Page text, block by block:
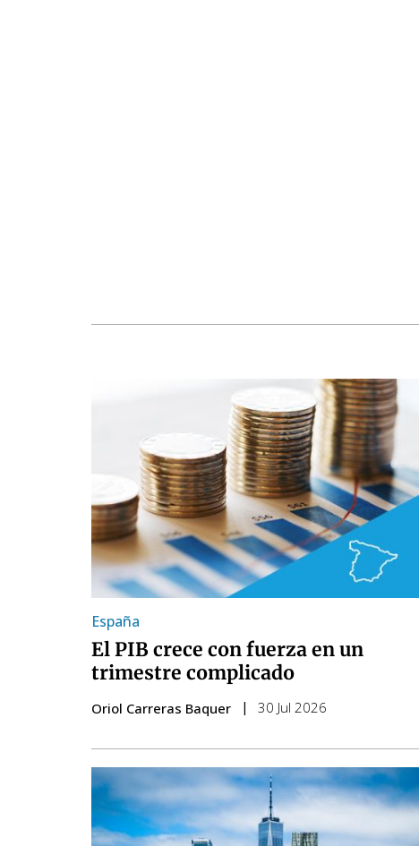
España
El PIB crece con fuerza en un
trimestre complicado
Oriol Carreras Baquer 30 Jul 2026